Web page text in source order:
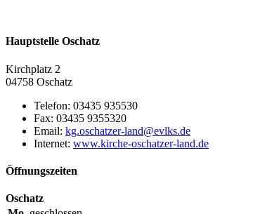
Hauptstelle Oschatz
Kirchplatz 2
04758 Oschatz
Telefon: 03435 935530
Fax: 03435 9355320
Email:
Internet: www.kirche-oschatzer-land.de
Öffnungszeiten
Oschatz